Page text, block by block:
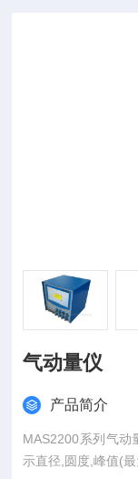
气动量仪
产品简介
MAS2200系列气动
示直径,圆度,峰值(